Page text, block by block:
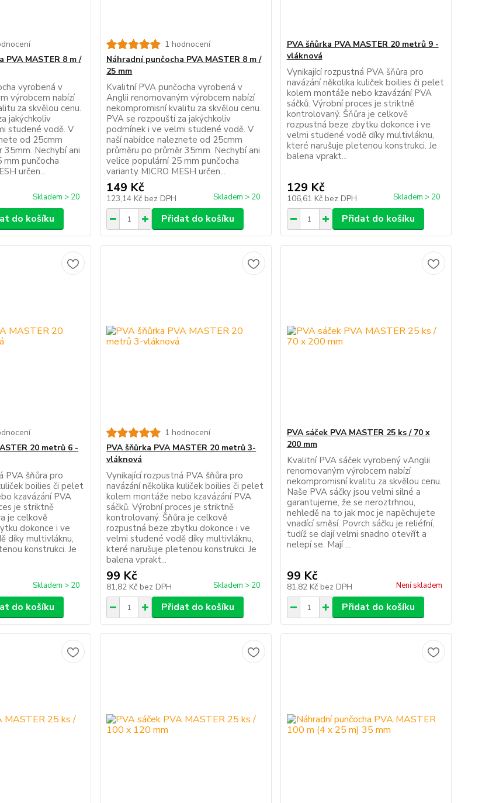
PVA MASTER 8 m /
vyrobená v
výrobcem nabízí
za skvělou cenu.
jakýchkoliv
studené vodě. V
od 25cmm
35mm. Nechybí ani
punčocha
určen...
Skladem > 20
do košíku
1 hodnocení
Náhradní punčocha PVA MASTER 8 m /
25 mm
Kvalitní PVA punčocha vyrobená v
Anglii renomovaným výrobcem nabízí
nekompromisní kvalitu za skvělou cenu.
PVA se rozpouští za jakýchkoliv
podmínek i ve velmi studené vodě. V
naší nabídce naleznete od 25cmm
průměru po průměr 35mm. Nechybí ani
velice populární 25 mm punčocha
varianty MICRO MESH určen...
149 Kč
123,14 Kč bez DPH Skladem > 20
Přidat do košíku
PVA šňůrka PVA MASTER 20 metrů 9 -
vláknová
Vynikající rozpustná PVA šňůra pro
navázání několika kuliček boilies či pelet
kolem montáže nebo kzavázání PVA
sáčků. Výrobní proces je striktně
kontrolovaný. Šňůra je celkově
rozpustná beze zbytku dokonce i ve
velmi studené vodě díky multivláknu,
které narušuje pletenou konstrukci. Je
balena vprakt...
129 Kč
106,61 Kč bez DPH Skladem > 20
Přidat do košíku
20 metrů 6 -
PVA šňůra pro
boilies či pelet
kzavázání PVA
je striktně
je celkově
dokonce i ve
díky multivláknu,
konstrukci. Je
Skladem > 20
do košíku
1 hodnocení
PVA šňůrka PVA MASTER 20 metrů 3-
vláknová
Vynikající rozpustná PVA šňůra pro
navázání několika kuliček boilies či pelet
kolem montáže nebo kzavázání PVA
sáčků. Výrobní proces je striktně
kontrolovaný. Šňůra je celkově
rozpustná beze zbytku dokonce i ve
velmi studené vodě díky multivláknu,
které narušuje pletenou konstrukci. Je
balena vprakt...
99 Kč
81,82 Kč bez DPH Skladem > 20
Přidat do košíku
PVA sáček PVA MASTER 25 ks / 70 x
200 mm
Kvalitní PVA sáček vyrobený vAnglii
renomovaným výrobcem nabízí
nekompromisní kvalitu za skvělou cenu.
Naše PVA sáčky jsou velmi silné a
garantujeme, že se neroztrhnou,
nehledě na to jak moc je napěchujete
vnadící směsí. Povrch sáčku je reliéfní,
tudíž se dají velmi snadno otevřít a
nelepí se. Mají ...
99 Kč
81,82 Kč bez DPH Není skladem
Přidat do košíku